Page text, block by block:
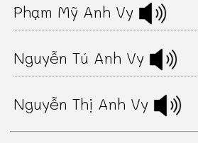
Phạm Mỹ Anh Vy
Nguyễn Tú Anh Vy
Nguyễn Thị Anh Vy